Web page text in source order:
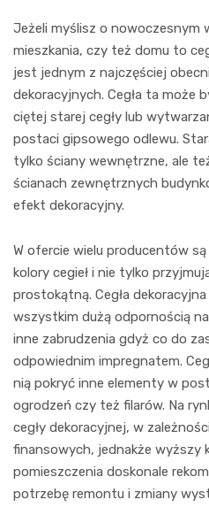
Jeżeli myślisz o nowoczesnym
mieszkania, czy też domu to
jest jednym z najczęściej
dekoracyjnych. Cegła ta może
ciętej starej cegły lub
postaci gipsowego odlewu.
tylko ściany wewnętrzne, ale
ścianach zewnętrznych
efekt dekoracyjny.
W ofercie wielu producentów
kolory cegieł i nie tylko
prostokątną. Cegła
wszystkim dużą odpornością
inne zabrudzenia gdyż co do
odpowiednim impregnatem.
nią pokryć inne elementy w
ogrodzeń czy też filarów. Na
cegły dekoracyjnej, w
finansowych, jednakże wyższy
pomieszczenia doskonale
potrzebę remontu i zmiany